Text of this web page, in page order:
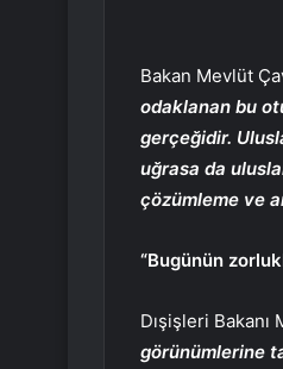
Bakan Mevlüt
odaklanan bu
gerçeğidir.
uğrasa da
çözümleme ve
“Bugünün
Dışişleri
görünümlerine